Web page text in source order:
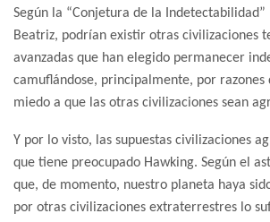
Según la “Conjetura de la
Beatriz, podrían existir otras civilizaciones
avanzadas que han elegido permanecer
camuflándose, principalmente, por razones
miedo a que las otras civilizaciones sean
Y por lo visto, las supuestas civilizaciones
que tiene preocupado Hawking. Según el
que, de momento, nuestro planeta haya
por otras civilizaciones extraterrestres lo